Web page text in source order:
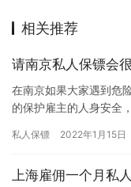
相关推荐
请南京私人保镖会
在南京如果大家遇到危
的保护雇主的人身安全
南京私…
私人保镖 2022年1月15日
上海雇佣一个月私